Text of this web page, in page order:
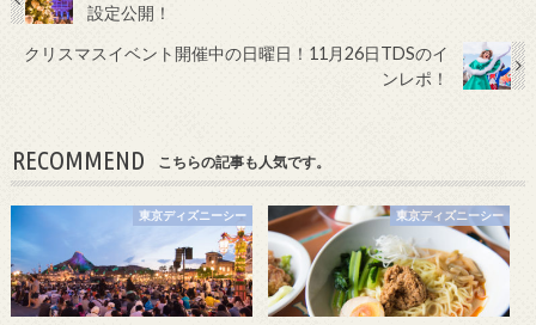
設定公開！
クリスマスイベント開催中の日曜日！11月26日TDSのイ
ンレポ！
RECOMMEND こちらの記事も人気です。
東京ディズニーシー 東京ディズニーシー